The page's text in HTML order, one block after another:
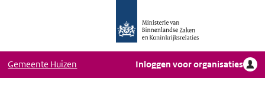
Ministerie
van
Binnenlandse
Zaken
en
Gemeente Huizen Inloggen voor organisaties